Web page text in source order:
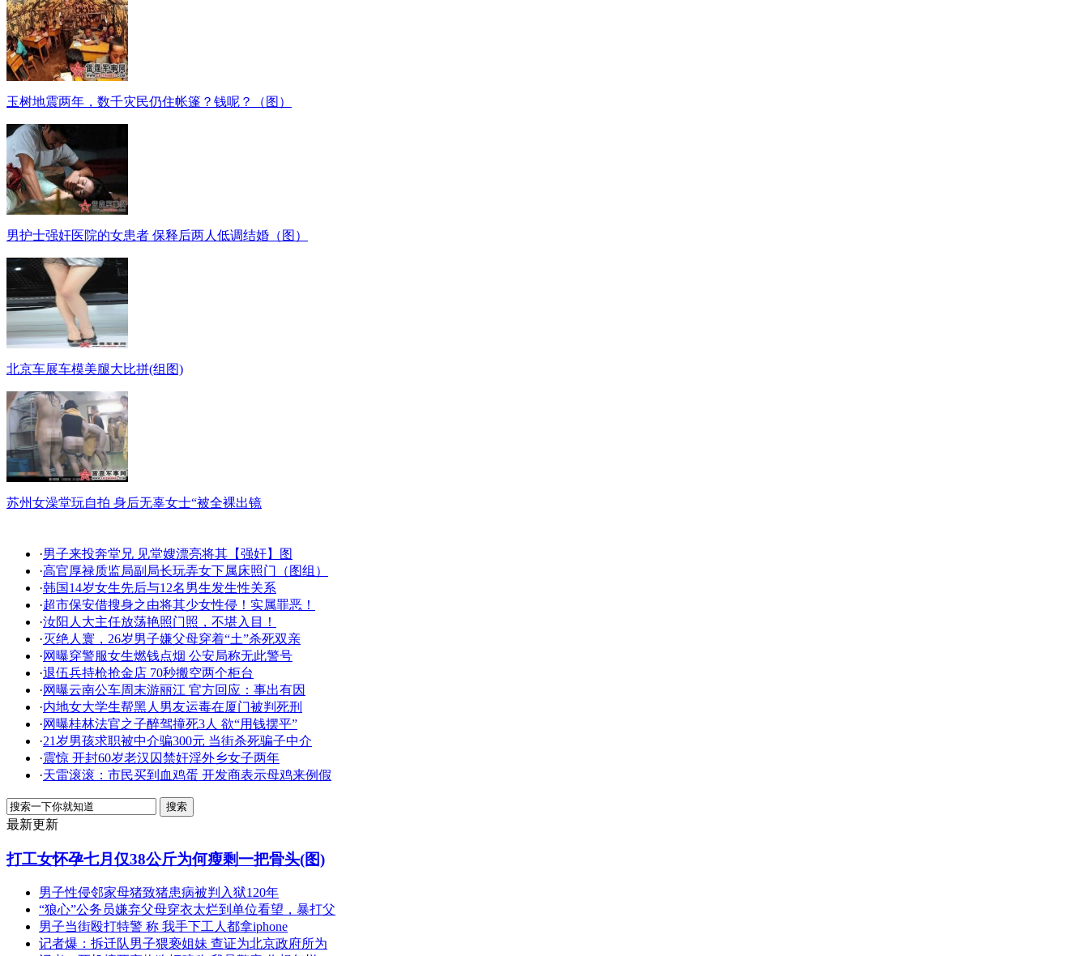
玉树地震两年，数千灾民仍住帐篷？钱呢？（图）
男护士强奸医院的女患者 保释后两人低调结婚（图）
北京车展车模美腿大比拼(组图)
苏州女澡堂玩自拍 身后无辜女士“被全裸出镜
·男子来投奔堂兄 见堂嫂漂亮将其【强奸】图
·高官厚禄质监局副局长玩弄女下属床照门（图组）
·韩国14岁女生先后与12名男生发生性关系
·超市保安借搜身之由将其少女性侵！实属罪恶！
·汝阳人大主任放荡艳照门照，不堪入目！
·灭绝人寰，26岁男子嫌父母穿着“土”杀死双亲
·网曝穿警服女生燃钱点烟 公安局称无此警号
·退伍兵持枪抢金店 70秒搬空两个柜台
·网曝云南公车周末游丽江 官方回应：事出有因
·内地女大学生帮黑人男友运毒在厦门被判死刑
·网曝桂林法官之子醉驾撞死3人 欲“用钱摆平”
·21岁男孩求职被中介骗300元 当街杀死骗子中介
·震惊 开封60岁老汉囚禁奸淫外乡女子两年
·天雷滚滚：市民买到血鸡蛋 开发商表示母鸡来例假
最新更新
打工女怀孕七月仅38公斤为何瘦剩一把骨头(图)
男子性侵邻家母猪致猪患病被判入狱120年
“狼心”公务员嫌弃父母穿衣太烂到单位看望，暴打父
男子当街殴打特警 称 我手下工人都拿iphone
记者爆：拆迁队男子猥亵姐妹 查证为北京政府所为